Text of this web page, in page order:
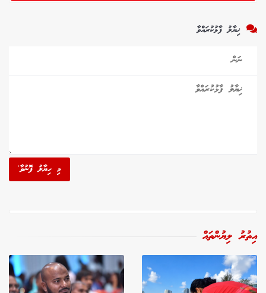
ޚިޔާލު ފާޅުކުރައްވާ
މި ހިޔާލު ފޮނުވާ'
އިތުރު ލިޔުންތައް